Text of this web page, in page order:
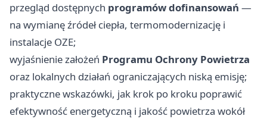
przegląd dostępnych programów dofinansowań —
na wymianę źródeł ciepła, termomodernizację i
instalacje OZE;
wyjaśnienie założeń Programu Ochrony Powietrza
oraz lokalnych działań ograniczających niską emisję;
praktyczne wskazówki, jak krok po kroku poprawić
efektywność energetyczną i jakość powietrza wokół